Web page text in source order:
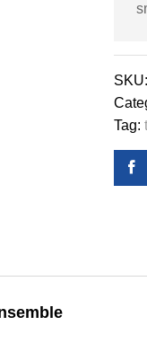
SKU:
Tag: